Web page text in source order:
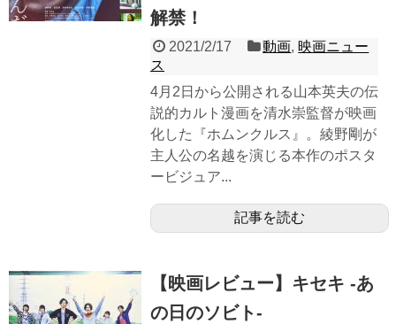
解禁！
2021/2/17 動画, 映画ニュー
ス
4月2日から公開される山本英夫の伝
説的カルト漫画を清水崇監督が映画
化した『ホムンクルス』。綾野剛が
主人公の名越を演じる本作のポスタ
ービジュア...
記事を読む
【映画レビュー】キセキ -あ
の日のソビト-